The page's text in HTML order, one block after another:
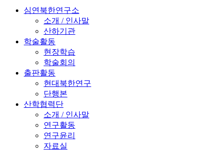
심연북한연구소
소개 / 인사말
산하기관
학술활동
현장학습
학술회의
출판활동
현대북한연구
단행본
산학협력단
소개 / 인사말
연구활동
연구윤리
자료실